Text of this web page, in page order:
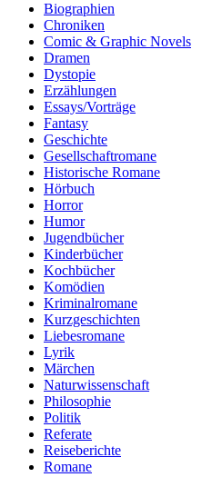
Biographien
Chroniken
Comic & Graphic Novels
Dramen
Dystopie
Erzählungen
Essays/Vorträge
Fantasy
Geschichte
Gesellschaftromane
Historische Romane
Hörbuch
Horror
Humor
Jugendbücher
Kinderbücher
Kochbücher
Komödien
Kriminalromane
Kurzgeschichten
Liebesromane
Lyrik
Märchen
Naturwissenschaft
Philosophie
Politik
Referate
Reiseberichte
Romane